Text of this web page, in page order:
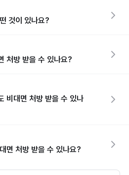
것이 있나요?
처방 받을 수 있나요?
비대면 처방 받을 수 있나
면 처방 받을 수 있나요?